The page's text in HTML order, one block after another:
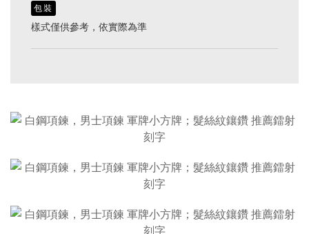
包裝
樣式僅供參考，依實際為準